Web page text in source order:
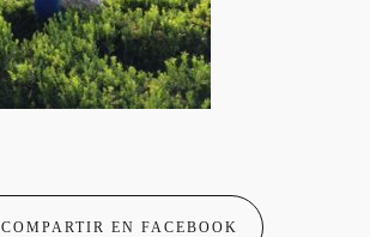
COMPARTIR EN FACEBOOK